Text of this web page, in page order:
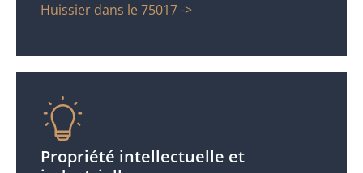
Huissier dans le 75017 ->
Propriété intellectuelle et